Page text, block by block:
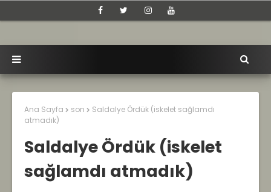
Ana Sayfa son
Saldalye Ördük (iskelet sağlamdı
atmadık)
Saldalye Ördük (iskelet
sağlamdı atmadık)